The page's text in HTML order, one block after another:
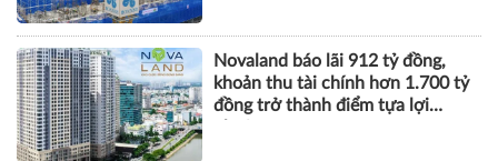
TÀI CHÍNH
Xây dựng Hòa Bình phát hành
hơn 51 triệu cổ phiếu để hoán đổi
hơn 514 tỷ đồng nợ